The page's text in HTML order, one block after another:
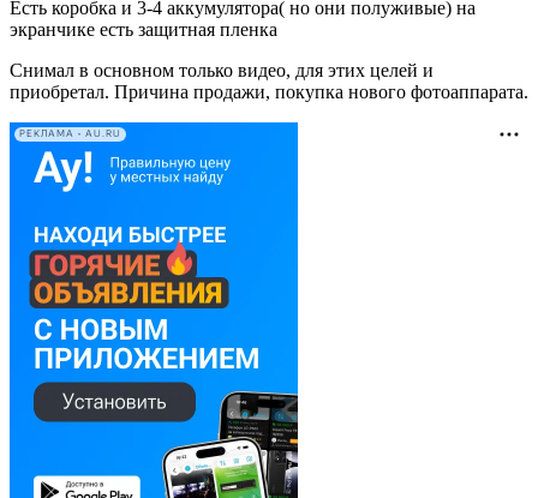
Есть коробка и 3-4 аккумулятора( но они полуживые) на
экранчике есть защитная пленка
Снимал в основном только видео, для этих целей и
приобретал. Причина продажи, покупка нового фотоаппарата.
РЕКЛАМА • AU.RU